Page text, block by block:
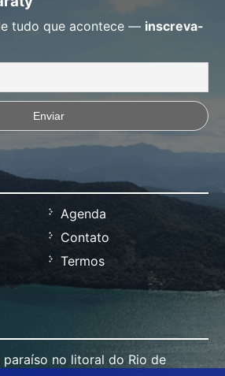
tudo que acontece — inscreva-
Agenda
Contato
Termos
no litoral do Rio de